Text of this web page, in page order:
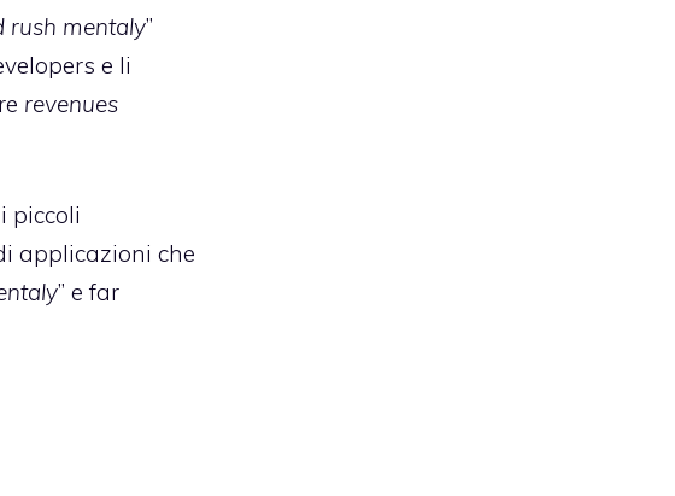
rush mentaly”
e li
revenues
piccoli
applicazioni che
” e far